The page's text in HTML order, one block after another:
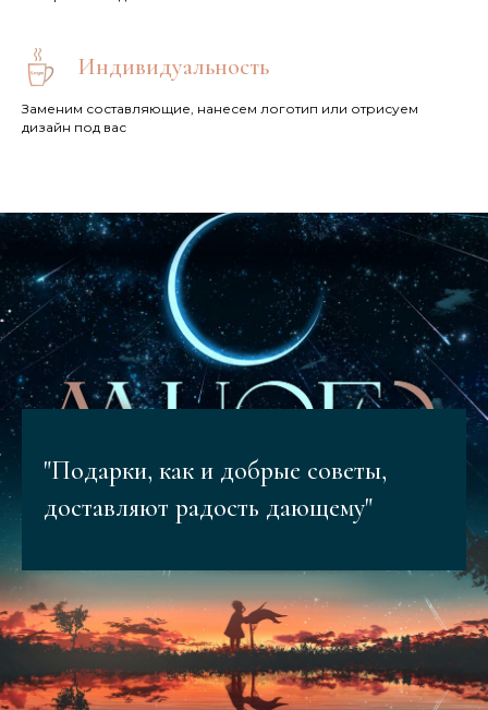
Индивидуальность
Заменим составляющие, нанесем логотип или отрисуем
дизайн под вас
"Подарки, как и добрые советы,
доставляют радость дающему"